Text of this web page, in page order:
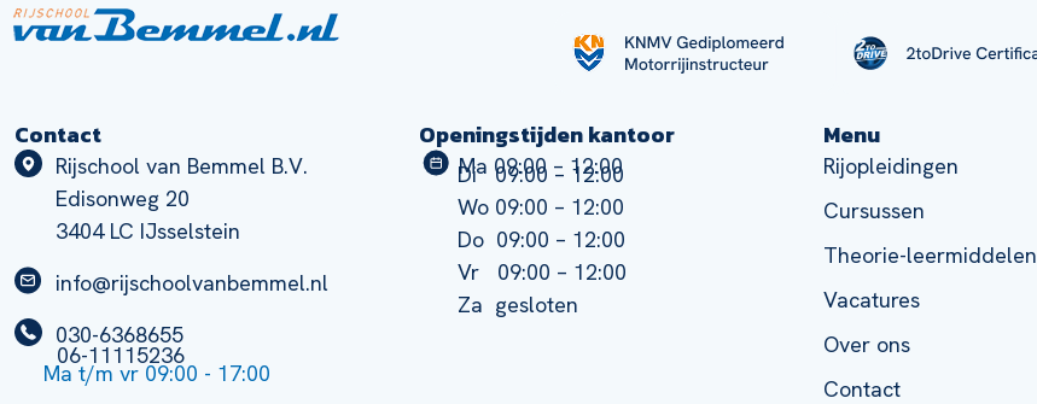
Contact
Rijschool van Bemmel B.V.
Edisonweg 20
3404 LC IJsselstein
info@rijschoolvanbemmel.nl
030-6368655
06-11115236
Ma t/m vr 09:00 - 17:00
Openingstijden kantoor
Ma 09:00 – 12:00
Di 09:00 – 12:00
Wo 09:00 – 12:00
Do 09:00 – 12:00
Vr 09:00 – 12:00
Za gesloten
Menu
Rijopleidingen
Cursussen
Theorie-leermiddelen
Vacatures
Over ons
Contact